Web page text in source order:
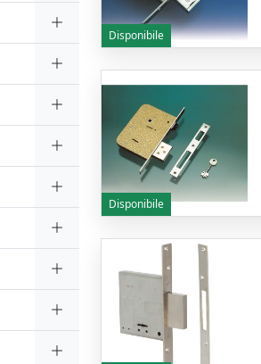
Disponibile
Disponibile